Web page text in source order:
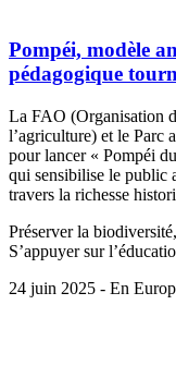
Pompéi, modèle
pédagogique
La FAO (Organisation
l’agriculture) et le Parc
pour lancer « Pompéi
qui sensibilise le public
travers la richesse
Préserver la
S’appuyer sur
24 juin 2025 - En